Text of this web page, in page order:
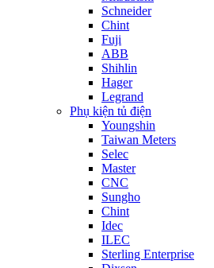
Schneider
Chint
Fuji
ABB
Shihlin
Hager
Legrand
Phụ kiện tủ điện
Youngshin
Taiwan Meters
Selec
Master
CNC
Sungho
Chint
Idec
ILEC
Sterling Enterprise